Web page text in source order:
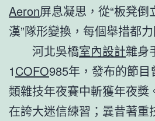
Aeron屏息凝思，從“板凳倒
漢”隊形變換，每個舉措都力
河北吳橋室內設計雜身
1COFO985年，發布的節
類雜技年夜賽中斬獲年夜獎
在誇大迷信練習；曩昔著重